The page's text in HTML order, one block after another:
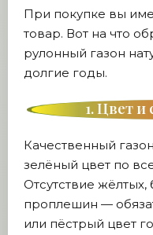
При покупке вы
товар. Вот на что
рулонный газон
долгие годы.
1. Цвет и
Качественный
зелёный цвет по
Отсутствие жёлтых,
проплешин —
или пёстрый цвет